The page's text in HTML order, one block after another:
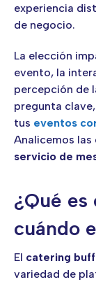
experiencia
de negocio.
La elección
evento, la
percepción de
pregunta
tus eventos
Analicemos las
servicio de
¿Qué
cuándo
El catering
variedad de